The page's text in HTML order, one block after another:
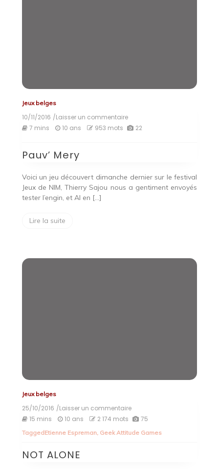
Jeux belges
10/11/2016 /Laisser un commentaireon
Pauv’
7 mins 10 ans 953 mots 22
Pauv’ Mery
Voici un jeu découvert dimanche dernier sur le festival
Jeux de NIM, Thierry Sajou nous a gentiment envoyés
tester l’engin, et Al en […]
Lire la suite
Jeux belges
25/10/2016 /Laisser un commentaireon
NOT
15 mins 10 ans 2 174 mots 75
TaggedEtienne Espreman, Geek Attitude Games
NOT ALONE